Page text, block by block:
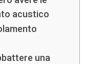
acustico
una